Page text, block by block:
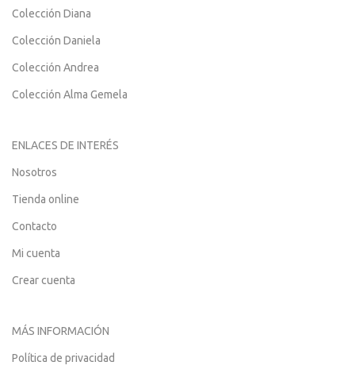
Colección Diana
Colección Daniela
Colección Andrea
Colección Alma Gemela
ENLACES DE INTERÉS
Nosotros
Tienda online
Contacto
Mi cuenta
Crear cuenta
MÁS INFORMACIÓN
Política de privacidad